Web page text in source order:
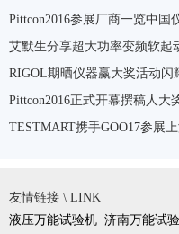
Pittcon2016参展厂商一览中国
艾默生分享超大功率变频软起
RIGOL期晒仪器赢大奖活动闪
Pittcon2016正式开幕撰稿人大
TESTMART携手GOO17参展
友情链接 \ LINK
液压万能试验机 济南万能试